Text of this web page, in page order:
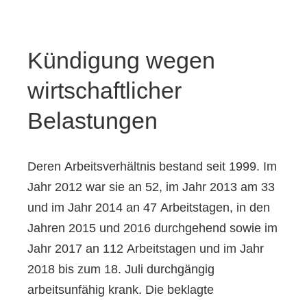
Kündigung wegen
wirtschaftlicher
Belastungen
Deren Arbeitsverhältnis bestand seit 1999. Im
Jahr 2012 war sie an 52, im Jahr 2013 am 33
und im Jahr 2014 an 47 Arbeitstagen, in den
Jahren 2015 und 2016 durchgehend sowie im
Jahr 2017 an 112 Arbeitstagen und im Jahr
2018 bis zum 18. Juli durchgängig
arbeitsunfähig krank. Die beklagte